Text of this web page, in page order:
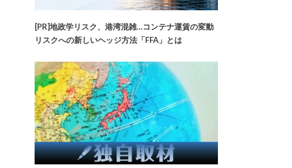
[PR]地政学リスク、港湾混雑…コンテナ運賃の変動
リスクへの新しいヘッジ方法「FFA」とは